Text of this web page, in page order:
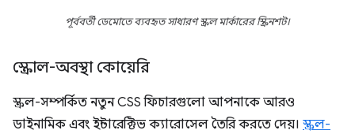
পূর্ববর্তী ডেমোতে ব্যবহৃত সাধারণ স্ক্রল মার্কারের স্ক্রিনশট।
স্ক্রোল-অবস্থা কোয়েরি
স্ক্রল-সম্পর্কিত নতুন CSS ফিচারগুলো আপনাকে আরও
ডাইনামিক এবং ইন্টারেক্টিভ ক্যারোসেল তৈরি করতে দেয়। স্ক্রল-